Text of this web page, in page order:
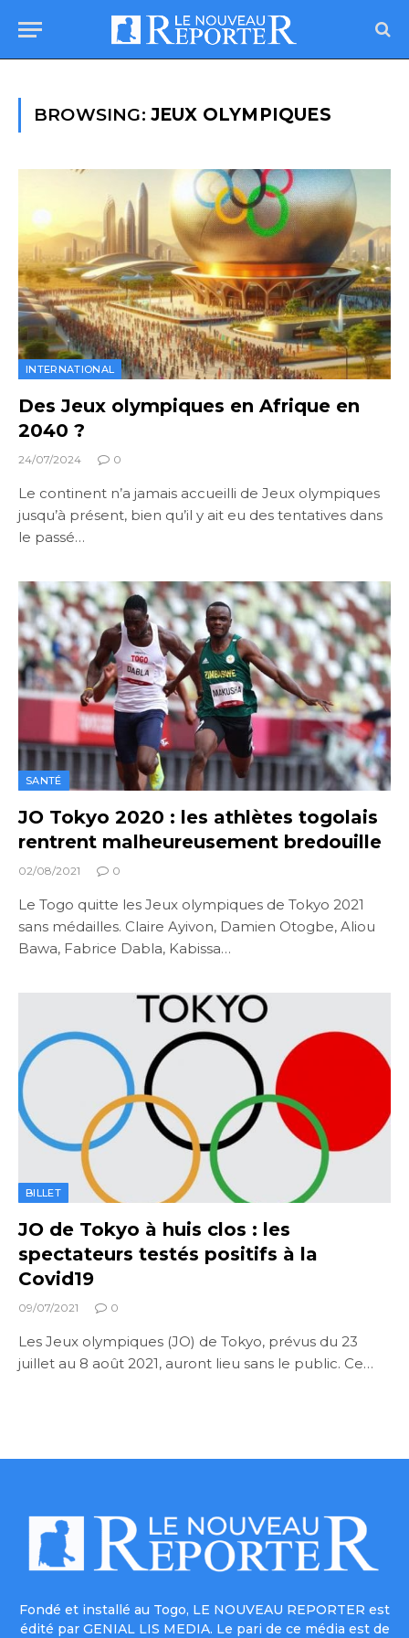
BROWSING: JEUX OLYMPIQUES
INTERNATIONAL
Des Jeux olympiques en Afrique en
2040 ?
24/07/2024 0
Le continent n’a jamais accueilli de Jeux olympiques
jusqu’à présent, bien qu’il y ait eu des tentatives dans
le passé…
SANTÉ
JO Tokyo 2020 : les athlètes togolais
rentrent malheureusement bredouille
02/08/2021 0
Le Togo quitte les Jeux olympiques de Tokyo 2021
sans médailles. Claire Ayivon, Damien Otogbe, Aliou
Bawa, Fabrice Dabla, Kabissa…
BILLET
JO de Tokyo à huis clos : les
spectateurs testés positifs à la
Covid19
09/07/2021 0
Les Jeux olympiques (JO) de Tokyo, prévus du 23
juillet au 8 août 2021, auront lieu sans le public. Ce…
Fondé et installé au Togo, LE NOUVEAU REPORTER est
édité par GENIAL LIS MEDIA. Le pari de ce média est de